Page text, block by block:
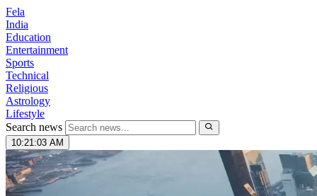
Fela
India
Education
Entertainment
Sports
Technical
Religious
Astrology
Lifestyle
Search news
10:21:04 AM